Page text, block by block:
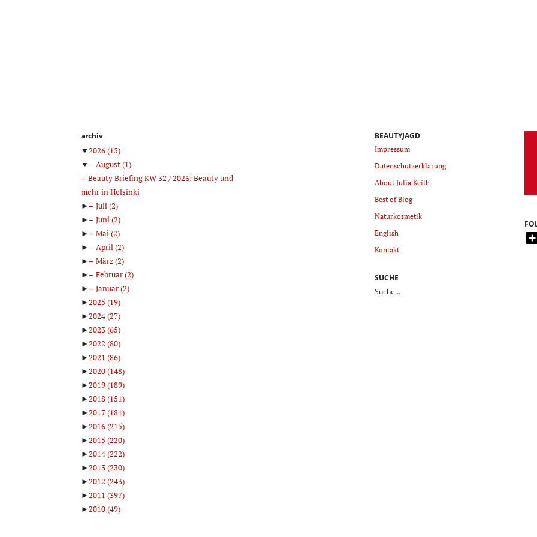
archiv
▼2026(15)
▼
August(1)
Beauty Briefing KW 32 / 2026: Beauty und
mehr in Helsinki
►
Juli(2)
►
Juni(2)
►
Mai(2)
►
April(2)
►
März(2)
►
Februar(2)
►
Januar(2)
►2025 (19)
►2024(27)
►2023(65)
►2022 (80)
►2021 (86)
►2020(148)
►2019(189)
►2018(151)
►2017(181)
►2016(215)
►2015 (220)
►2014(222)
►2013(230)
►2012 (243)
►2011 (397)
►2010(49)
BEAUTYJAGD
Impressum
Datenschutzerklärung
About Julia Keith
Best of Blog
Naturkosmetik
English
Kontakt
SUCHE